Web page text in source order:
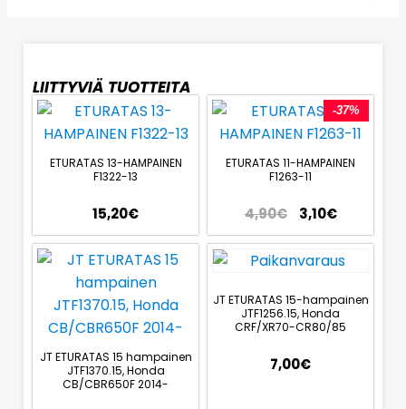
LIITTYVIÄ TUOTTEITA
ETURATAS 13-HAMPAINEN
F1322-13
15,20€
-37%
ETURATAS 11-HAMPAINEN
F1263-11
4,90€ 3,10€
JT ETURATAS 15 hampainen
JTF1370.15, Honda
CB/CBR650F 2014-
JT ETURATAS 15-hampainen
JTF1256.15, Honda
CRF/XR70-CR80/85
7,00€